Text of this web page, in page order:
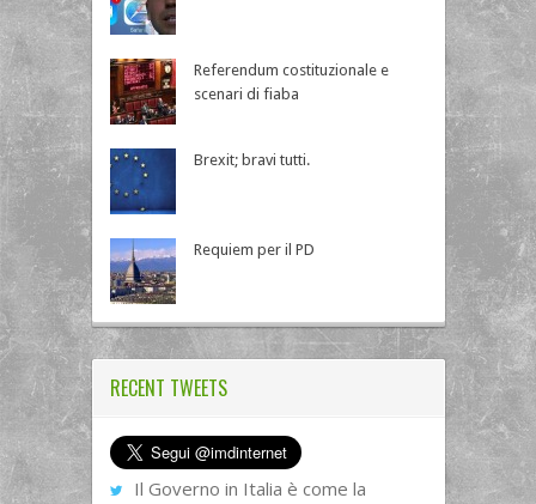
Referendum costituzionale e
scenari di fiaba
Brexit; bravi tutti.
Requiem per il PD
RECENT TWEETS
Il Governo in Italia è come la